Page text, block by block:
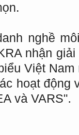
nghề
nhận
Việt
hoạt động
và VARS".